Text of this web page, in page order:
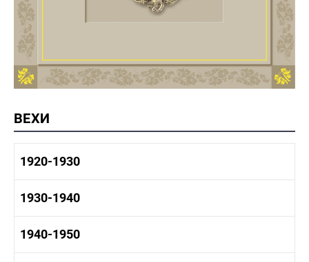
ВЕХИ
1920-1930
1920-1930 история
1920-1930 культура
1930-1940
1930-1940 история
1930-1940 культура
1940-1950